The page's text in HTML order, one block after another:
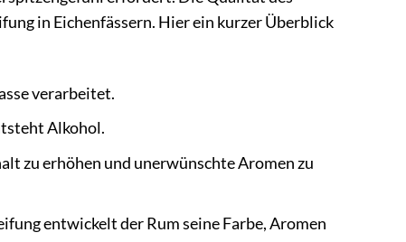
in Eichenfässern. Hier ein kurzer Überblick
verarbeitet.
Alkohol.
zu erhöhen und unerwünschte Aromen zu
entwickelt der Rum seine Farbe, Aromen